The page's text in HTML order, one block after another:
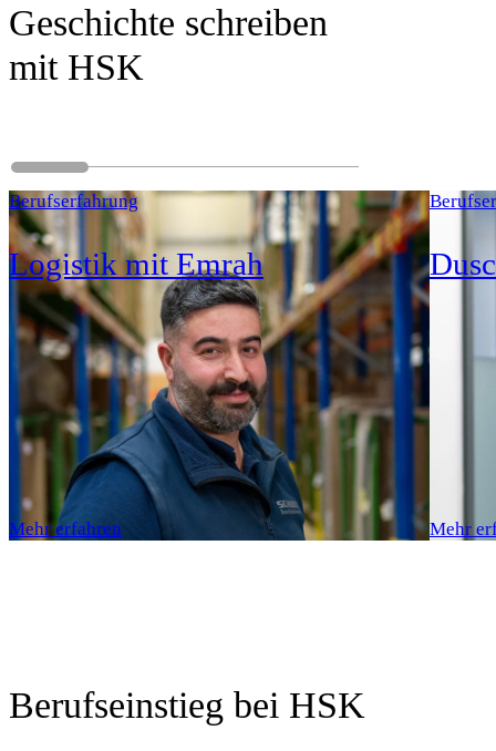
Geschichte schreiben
mit HSK
Berufserfahrung
Logistik mit Emrah
Mehr erfahren Mehr
Berufseinstieg bei HSK